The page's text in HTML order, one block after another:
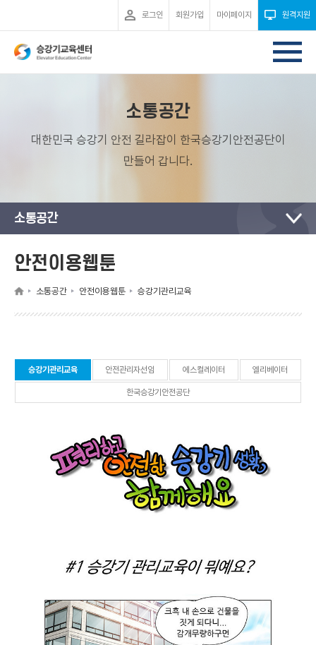
로그인 회원가입 마이페이지 원격지원
소통공간
대한민국 승강기 안전 길라잡이 한국승강기안전공단이
만들어 갑니다.
소통공간
안전이용웹툰
소통공간 안전이용웹툰 승강기관리교육
승강기관리교육
선
됨
안전관리자선임 에스컬레이터 엘리베이터
한국승강기안전공단